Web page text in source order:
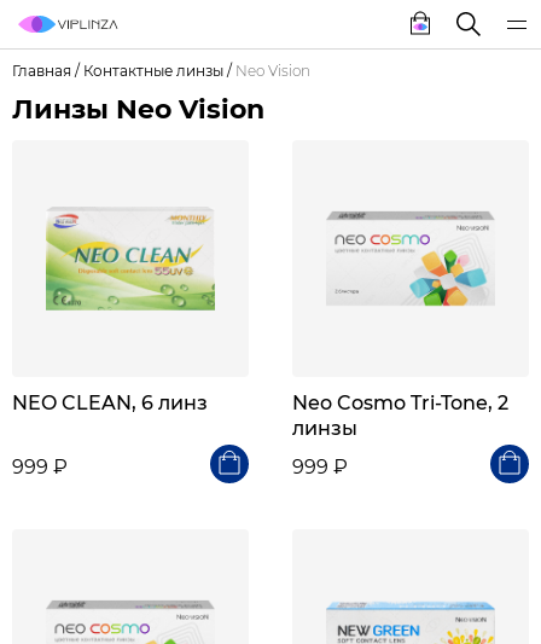
Главная / Контактные линзы / Neo Vision
Линзы Neo Vision
NEO CLEAN, 6 линз
999 ₽
Neo Cosmo Tri-Tone, 2
линзы
999 ₽